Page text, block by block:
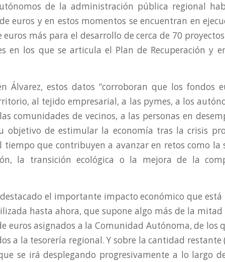
de la administración pública regional
euros y en estos momentos se encuentran en
más para el desarrollo de cerca de 70
en los que se articula el Plan de Recuperación y
Álvarez, estos datos “corroboran que los fondos
al tejido empresarial, a las pymes, a los
comunidades de vecinos, a las personas en
objetivo de estimular la economía tras la crisis
tiempo que contribuyen a avanzar en retos como la
la transición ecológica o la mejora de la
el importante impacto económico que
hasta ahora, que supone algo más de la mitad
euros asignados a la Comunidad Autónoma, de los
a la tesorería regional. Y sobre la cantidad restante
se irá desplegando progresivamente a lo largo